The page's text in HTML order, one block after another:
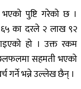
पुष्टि गरेको छ ।
६५ का दरले २ लाख ९२
हो । उक्त रकम
छलफलमा सहमती भएको
गर्ने भन्ने उल्लेख छैन् ।